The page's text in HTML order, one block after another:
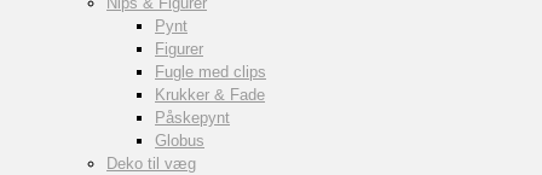
Pynt
Figurer
Fugle med clips
Krukker & Fade
Påskepynt
Globus
Deko til væg